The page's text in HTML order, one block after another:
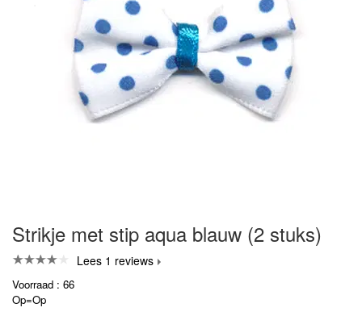
Strikje met stip aqua blauw (2 stuks)
Lees 1 reviews
Voorraad : 66
Op=Op